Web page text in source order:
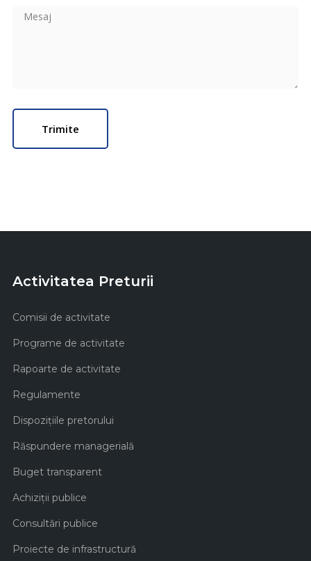
Activitatea Preturii
Comisii de activitate
Programe de activitate
Rapoarte de activitate
Regulamente
Dispozițiile pretorului
Răspundere managerială
Buget transparent
Achiziţii publice
Consultări publice
Proiecte de infrastructură